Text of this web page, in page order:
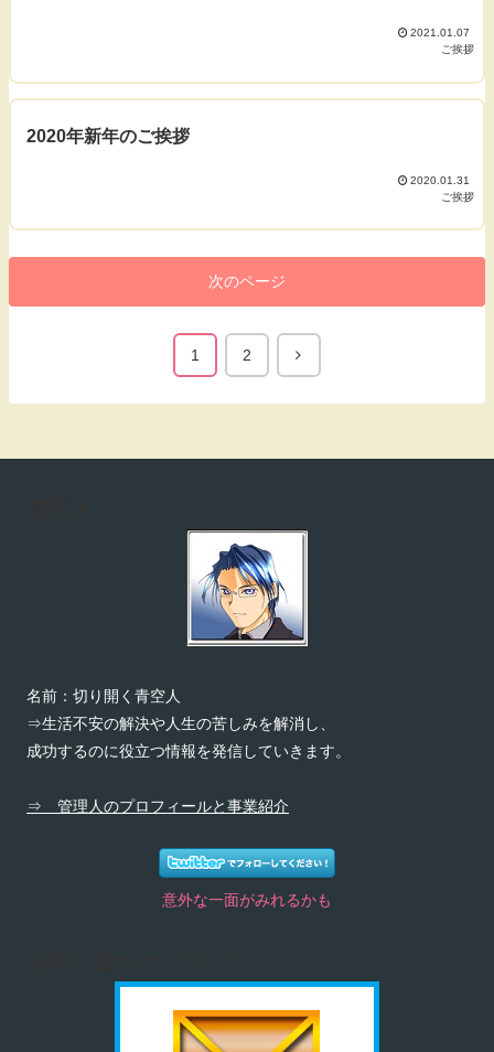
2021.01.07
ご挨拶
2020年新年のご挨拶
2020.01.31
ご挨拶
次のページ
1 2
名前：切り開く青空人
⇒生活不安の解決や人生の苦しみを解消し、
成功するのに役立つ情報を発信していきます。
⇒ 管理人のプロフィールと事業紹介
意外な一面がみれるかも